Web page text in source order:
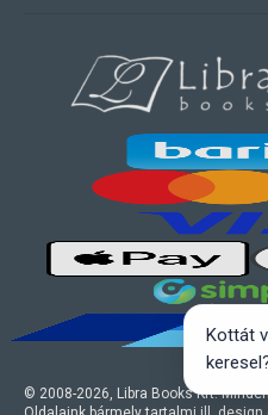
© 2008-2026, Libra Books Kft.
Kottát